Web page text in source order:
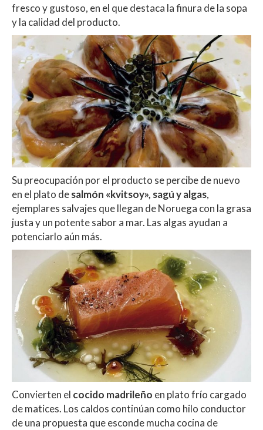
fresco y gustoso, en el que destaca la finura de la sopa
y la calidad del producto.
Su preocupación por el producto se percibe de nuevo
en el plato desalmón «kvitsoy», sagú y algas,
ejemplares salvajes que llegan de Noruega con la grasa
justa y un potente sabor a mar. Las algas ayudan a
potenciarlo aún más.
Convierten el cocido madrileño en plato frío cargado
de matices. Los caldos continúan como hilo conductor
de una propuesta que esconde mucha cocina de